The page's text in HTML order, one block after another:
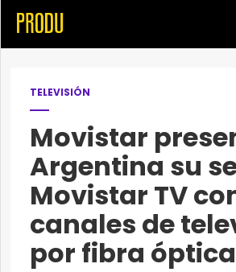
TELEVISIÓN
Movistar
Argentina su
Movistar TV
canales de
por fibra óptica